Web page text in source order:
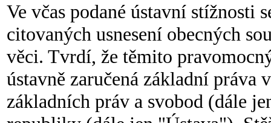
Ve včas podané ústavní stížnosti
citovaných usnesení obecných
věci. Tvrdí, že těmito
ústavně zaručená základní
základních práv a svobod (dále